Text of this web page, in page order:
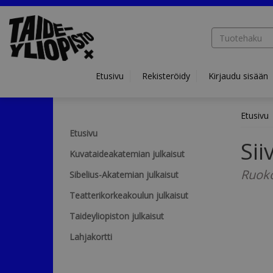
Hyppää pääsisältöön
Etusivu Rekisteröidy Kirjaudu sisään
Etusivu
Kuvataideakatemian julkaisut
Sibelius-Akatemian julkaisut
Teatterikorkeakoulun julkaisut
Taideyliopiston julkaisut
Lahjakortti
Etusivu